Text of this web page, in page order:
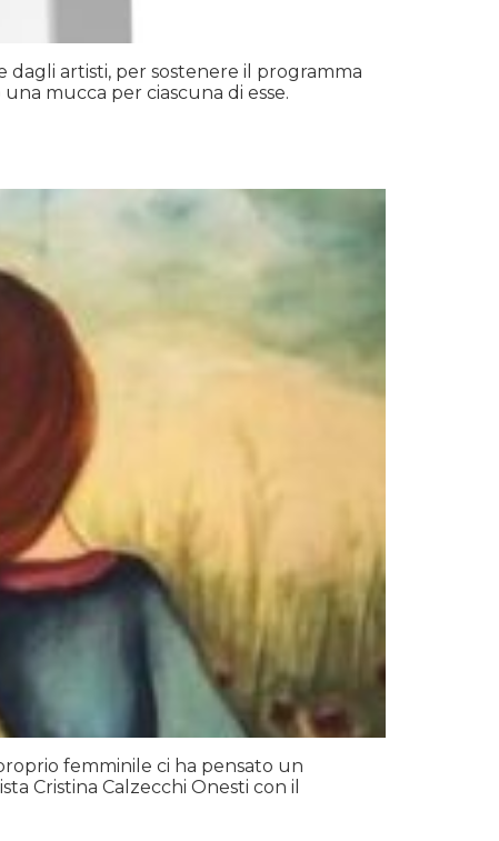
dagli artisti, per sostenere il programma
mucca per ciascuna di esse.
femminile ci ha pensato un
Cristina Calzecchi Onesti con il